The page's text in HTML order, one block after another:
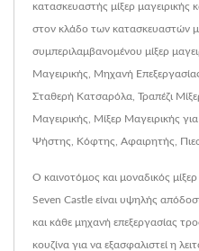
κατασκευαστής μίξερ
στον κλάδο των κατασκευαστών
συμπεριλαμβανομένου μίξερ
Μαγειρικής, Μηχανή
Σταθερή Κατσαρόλα, Τραπέζι
Μαγειρικής, Μίξερ Μαγειρικής
Ψήστης, Κόφτης, Αφαιρητής,
Ο καινοτόμος και μοναδικός
Seven Castle είναι υψηλής
και κάθε μηχανή επεξεργασίας
κουζίνα για να εξασφαλιστεί η